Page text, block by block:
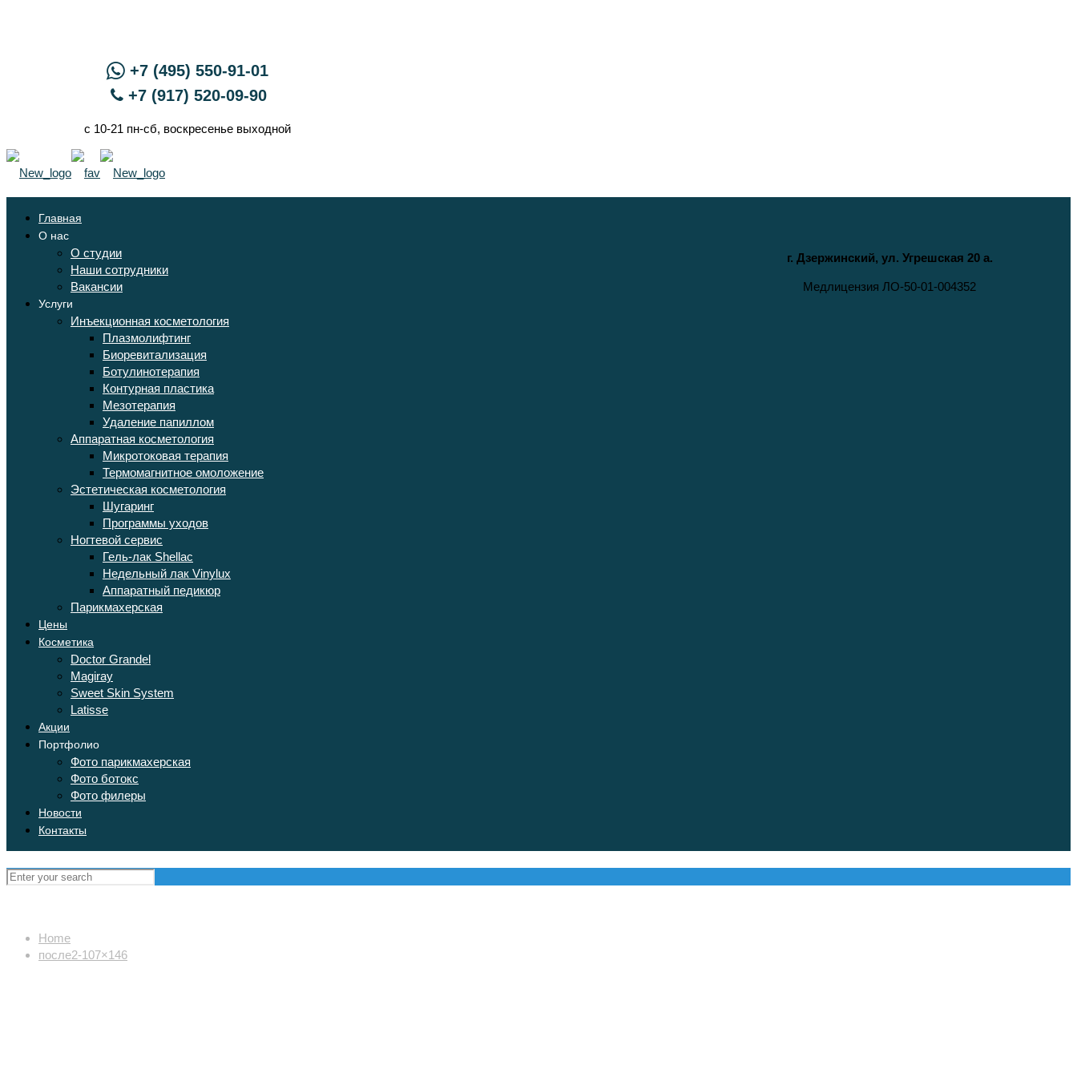
+7 (495) 550-91-01
+7 (917) 520-09-90
с 10-21 пн-сб, воскресенье выходной
г. Дзержинский, ул. Угрешская 20 а.
Медлицензия ЛО-50-01-004352
Главная
О нас
О студии
Наши сотрудники
Вакансии
Услуги
Инъекционная косметология
Плазмолифтинг
Биоревитализация
Ботулинотерапия
Контурная пластика
Мезотерапия
Удаление папиллом
Аппаратная косметология
Микротоковая терапия
Термомагнитное омоложение
Эстетическая косметология
Шугаринг
Программы уходов
Ногтевой сервис
Гель-лак Shellac
Недельный лак Vinylux
Аппаратный педикюр
Парикмахерская
Цены
Косметика
Doctor Grandel
Magiray
Sweet Skin System
Latisse
Акции
Портфолио
Фото парикмахерская
Фото ботокс
Фото филеры
Новости
Контакты
Home
после2-107×146